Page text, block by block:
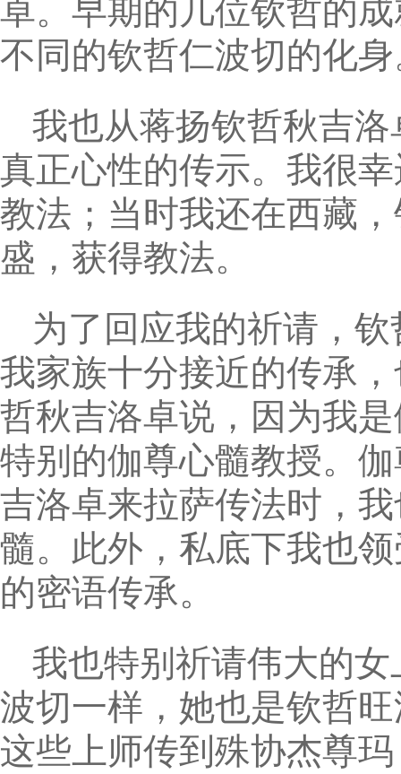
卓。早期的几位钦哲的
不同的钦哲仁波切的化
我也从蒋扬钦哲秋吉
真正心性的传示。我很
教法；当时我还在西藏
盛，获得教法。
为了回应我的祈请，
我家族十分接近的传承
哲秋吉洛卓说，因为我
特别的伽尊心髓教授。
吉洛卓来拉萨传法时，
髓。此外，私底下我也
的密语传承。
我也特别祈请伟大的
波切一样，她也是钦哲
这些上师传到殊协杰尊